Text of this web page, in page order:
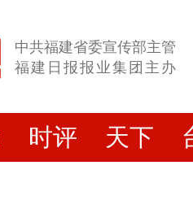
中共福建省委宣传部主管
福建日报报业集团主办
时评 天下